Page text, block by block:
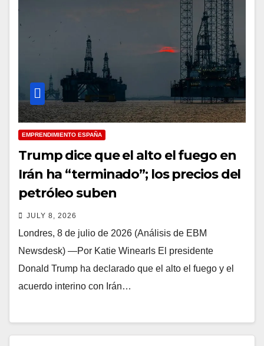
EMPRENDIMIENTO ESPAÑA
Trump dice que el alto el fuego en
Irán ha “terminado”; los precios del
petróleo suben
JULY 8, 2026
Londres, 8 de julio de 2026 (Análisis de EBM
Newsdesk) —Por Katie Winearls El presidente
Donald Trump ha declarado que el alto el fuego y el
acuerdo interino con Irán…